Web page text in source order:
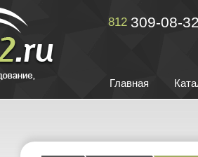
812 309-08-
Главная